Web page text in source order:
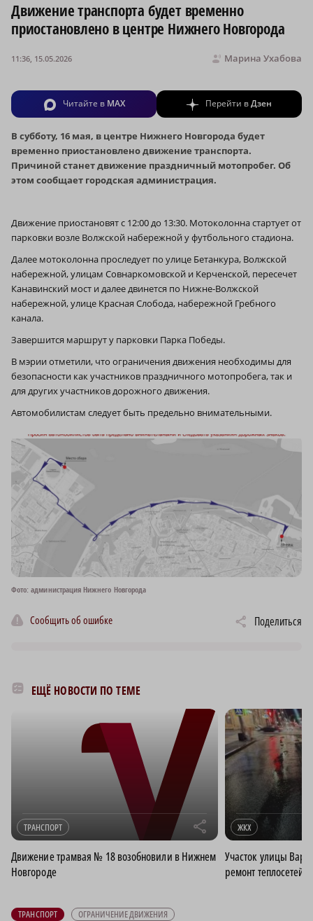
Движение транспорта будет временно
приостановлено в центре Нижнего Новгорода
Марина Ухабова
11:36, 15.05.2026
Читайте в MAX Перейти вДзен
В субботу, 16 мая, в центре Нижнего Новгорода будет
временно приостановлено движение транспорта.
Причиной станет движение праздничный мотопробег. Об
этом сообщает городская администрация.
Движение приостановят с 12:00 до 13:30. Мотоколонна стартует от
парковки возле Волжской набережной у футбольного стадиона.
Далее мотоколонна проследует по улице Бетанкура, Волжской
набережной, улицам Совнаркомовской и Керченской, пересечет
Канавинский мост и далее двинется по Нижне-Волжской
набережной, улице Красная Слобода, набережной Гребного
канала.
Завершится маршрут у парковки Парка Победы.
В мэрии отметили, что ограничения движения необходимы для
безопасности как участников праздничного мотопробега, так и
для других участников дорожного движения.
Автомобилистам следует быть предельно внимательными.
Фото: администрация Нижнего Новгорода
Сообщить об ошибке Поделиться
ЕЩЁ НОВОСТИ ПО ТЕМЕ
ТРАНСПОРТ r
Движение трамвая № 18 возобновили в Нижнем
Новгороде
ЖКХ
Участок улицы
ремонт
ТРАНСПОРТ ОГРАНИЧЕНИЕ ДВИЖЕНИЯ